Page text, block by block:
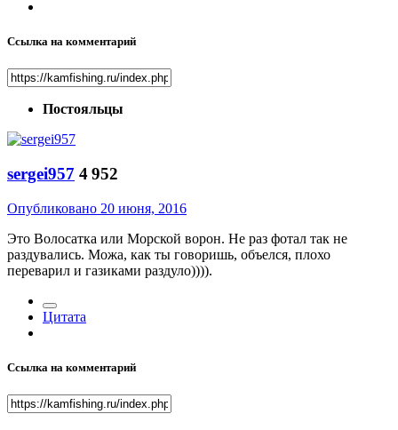
Ссылка на комментарий
Постояльцы
sergei957 4 952
Опубликовано 20 июня, 2016
Это Волосатка или Морской ворон. Не раз фотал так не
раздувались. Можа, как ты говоришь, объелся, плохо
переварил и газиками раздуло)))).
Цитата
Ссылка на комментарий